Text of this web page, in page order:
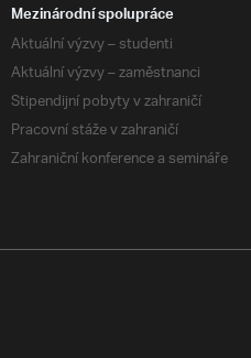
Mezinárodní spolupráce
Aktuální výzvy – studenti
Aktuální výzvy – zaměstnanci
Stipendijní pobyty v zahraničí
Pracovní stáže v zahraničí
Zahraniční konference a semináře